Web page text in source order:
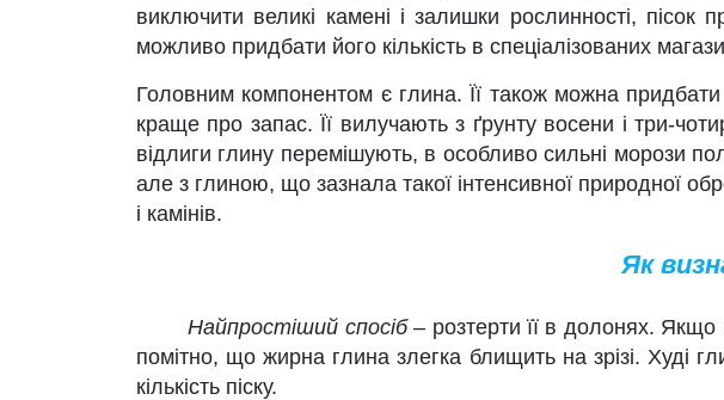
виключити великі камені і залишки рослинності, пісок
можливо придбати його кількість в спеціалізованих
Головним компонентом є глина. Її також можна
краще про запас. Її вилучають з ґрунту восени і три-
відлиги глину перемішують, в особливо сильні морози
але з глиною, що зазнала такої інтенсивної природної
і камінів.
Як
Найпростіший спосіб– розтерти її в долонях. Якщо
помітно, що жирна глина злегка блищить на зрізі. Худі
кількість піску.